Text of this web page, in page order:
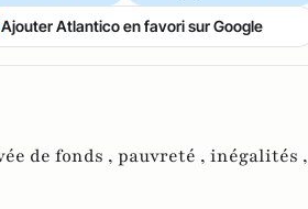
Ajouter Atlantico en favori sur Google
de fonds , pauvreté , inégalités ,